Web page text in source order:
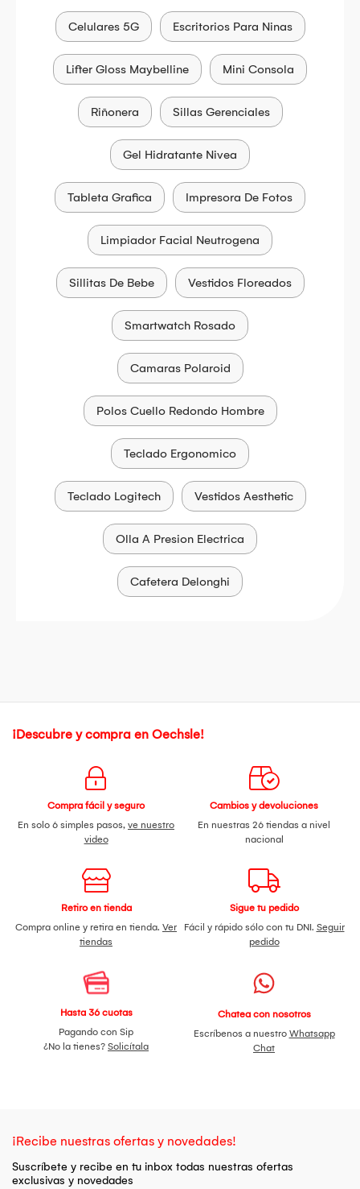
Celulares 5G Escritorios Para Ninas
Lifter Gloss Maybelline Mini Consola
Riñonera Sillas Gerenciales
Gel Hidratante Nivea
Tableta Grafica Impresora De Fotos
Limpiador Facial Neutrogena
Sillitas De Bebe Vestidos Floreados
Smartwatch Rosado
Camaras Polaroid
Polos Cuello Redondo Hombre
Teclado Ergonomico
Teclado Logitech Vestidos Aesthetic
Olla A Presion Electrica
Cafetera Delonghi
¡Descubre y compra en Oechsle!
Compra fácil y seguro
En solo 6 simples pasos, ve nuestro
video
Cambios y devoluciones
En nuestras 26 tiendas a nivel
nacional
Retiro en tienda
Compra online y retira en tienda. Ver
tiendas
Sigue tu pedido
Fácil y rápido sólo con tu DNI. Seguir
pedido
Hasta 36 cuotas
Pagando con Sip
¿No la tienes? Solicítala
Chatea con nosotros
Escríbenos a nuestro Whatsapp
Chat
¡Recibe nuestras ofertas y novedades!
Suscríbete y recibe en tu inbox todas nuestras ofertas
exclusivas y novedades